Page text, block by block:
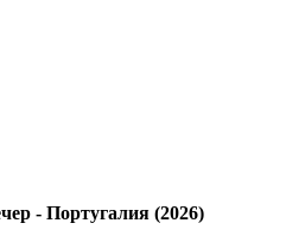
- Португалия (2026)